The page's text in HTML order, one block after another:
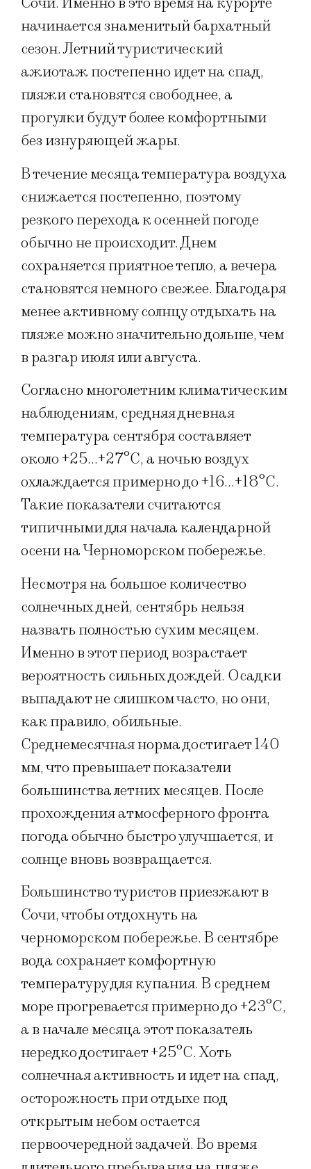
начинается знаменитый бархатный
сезон. Летний туристический
ажиотаж постепенно идет на спад,
пляжи становятся свободнее, а
прогулки будут более комфортными
без изнуряющей жары.
В течение месяца температура воздуха
снижается постепенно, поэтому
резкого перехода к осенней погоде
обычно не происходит. Днем
сохраняется приятное тепло, а вечера
становятся немного свежее. Благодаря
менее активному солнцу отдыхать на
пляже можно значительно дольше, чем
в разгар июля или августа.
Согласно многолетним климатическим
наблюдениям, средняя дневная
температура сентября составляет
около +25…+27°C, а ночью воздух
охлаждается примерно до +16…+18°C.
Такие показатели считаются
типичными для начала календарной
осени на Черноморском побережье.
Несмотря на большое количество
солнечных дней, сентябрь нельзя
назвать полностью сухим месяцем.
Именно в этот период возрастает
вероятность сильных дождей. Осадки
выпадают не слишком часто, но они,
как правило, обильные.
Среднемесячная норма достигает 140
мм, что превышает показатели
большинства летних месяцев. После
прохождения атмосферного фронта
погода обычно быстро улучшается, и
солнце вновь возвращается.
Большинство туристов приезжают в
Сочи, чтобы отдохнуть на
черноморском побережье. В сентябре
вода сохраняет комфортную
температуру для купания. В среднем
море прогревается примерно до +23°C,
а в начале месяца этот показатель
нередко достигает +25°C. Хоть
солнечная активность и идет на спад,
осторожность при отдыхе под
открытым небом остается
первоочередной задачей. Во время